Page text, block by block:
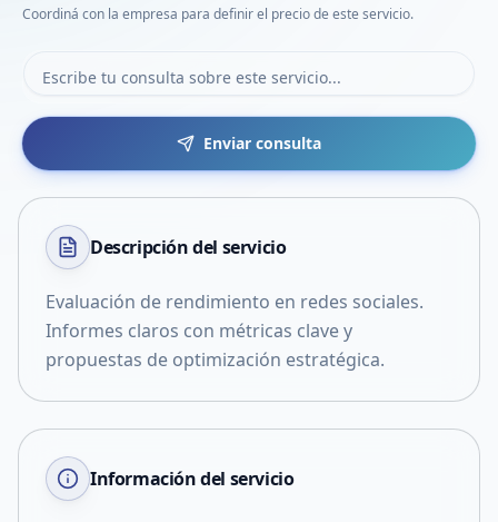
Coordiná con la empresa para definir el precio de este servicio.
Enviar consulta
Descripción del servicio
Evaluación de rendimiento en redes sociales.
Informes claros con métricas clave y
propuestas de optimización estratégica.
Información del servicio